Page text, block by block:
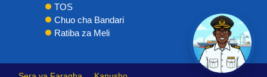
TOS
Chuo cha Bandari
Ratiba za Meli